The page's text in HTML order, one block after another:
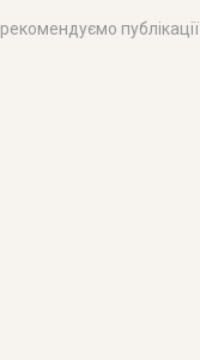
рекомендуємо публікації